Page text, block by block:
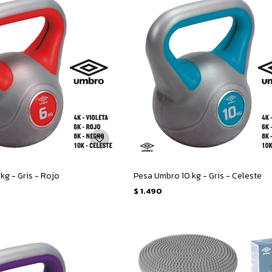
- Gris - Rojo Pesa Umbro 10 kg - Gris - Celeste
$ 1.490